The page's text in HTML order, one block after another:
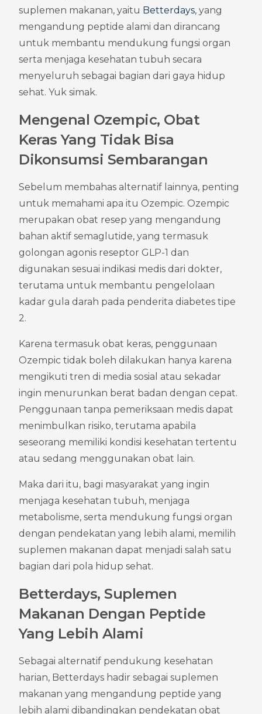
suplemen makanan, yaitu Betterdays, yang
mengandung peptide alami dan dirancang
untuk membantu mendukung fungsi organ
serta menjaga kesehatan tubuh secara
menyeluruh sebagai bagian dari gaya hidup
sehat. Yuk simak.
Mengenal Ozempic, Obat
Keras Yang Tidak Bisa
Dikonsumsi Sembarangan
Sebelum membahas alternatif lainnya, penting
untuk memahami apa itu Ozempic. Ozempic
merupakan obat resep yang mengandung
bahan aktif semaglutide, yang termasuk
golongan agonis reseptor GLP-1 dan
digunakan sesuai indikasi medis dari dokter,
terutama untuk membantu pengelolaan
kadar gula darah pada penderita diabetes tipe
2.
Karena termasuk obat keras, penggunaan
Ozempic tidak boleh dilakukan hanya karena
mengikuti tren di media sosial atau sekadar
ingin menurunkan berat badan dengan cepat.
Penggunaan tanpa pemeriksaan medis dapat
menimbulkan risiko, terutama apabila
seseorang memiliki kondisi kesehatan tertentu
atau sedang menggunakan obat lain.
Maka dari itu, bagi masyarakat yang ingin
menjaga kesehatan tubuh, menjaga
metabolisme, serta mendukung fungsi organ
dengan pendekatan yang lebih alami, memilih
suplemen makanan dapat menjadi salah satu
bagian dari pola hidup sehat.
Betterdays, Suplemen
Makanan Dengan Peptide
Yang Lebih Alami
Sebagai alternatif pendukung kesehatan
harian, Betterdays hadir sebagai suplemen
makanan yang mengandung peptide yang
lebih alami dibandingkan pendekatan obat